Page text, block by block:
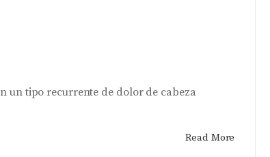
un tipo recurrente de dolor de cabeza
Read More